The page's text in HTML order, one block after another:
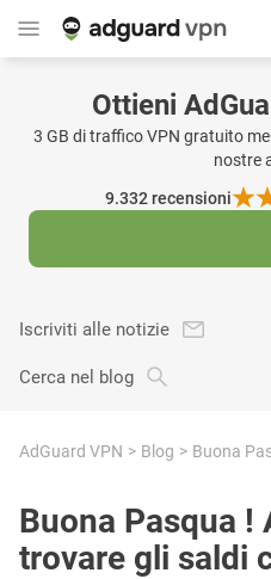
Ottieni
3 GB di traffico VPN gratuito
nostre
9.332recensioni
Iscriviti alle notizie
Cerca nel blog
AdGuard VPN Blog
Buona Pasqua !
trovare gli saldi